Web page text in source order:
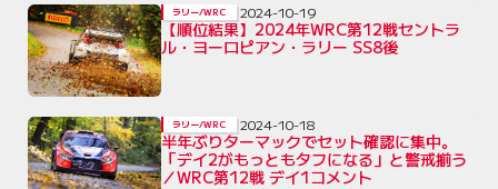
【順位結果】2024年WRC第12戦セントラ
ル・ヨーロピアン・ラリー SS8後
ラリー/WRC 2024-10-19
半年ぶりターマックでセット確認に集中。
「デイ2がもっともタフになる」と警戒揃う
／WRC第12戦 デイ1コメント
ラリー/WRC 2024-10-18